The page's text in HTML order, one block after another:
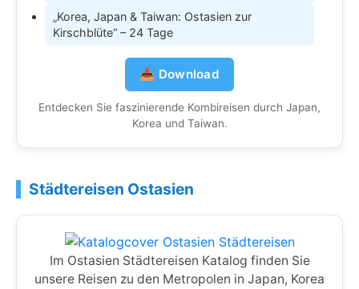
„Korea, Japan & Taiwan: Ostasien zur
Kirschblüte“ – 24 Tage
📥 Download
Entdecken Sie faszinierende Kombireisen durch Japan,
Korea und Taiwan.
Städtereisen Ostasien
Im Ostasien Städtereisen Katalog finden Sie
unsere Reisen zu den Metropolen in Japan, Korea